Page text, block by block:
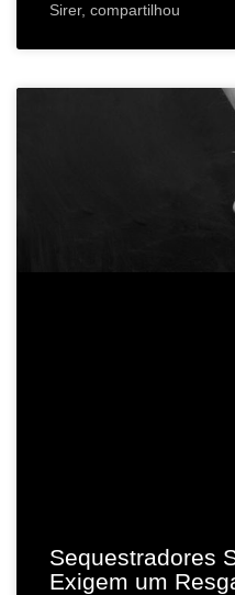
Sirer, compartilhou
Sequestradores
Exigem um